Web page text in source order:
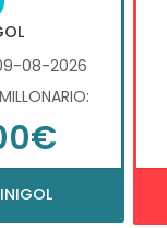
08-2026